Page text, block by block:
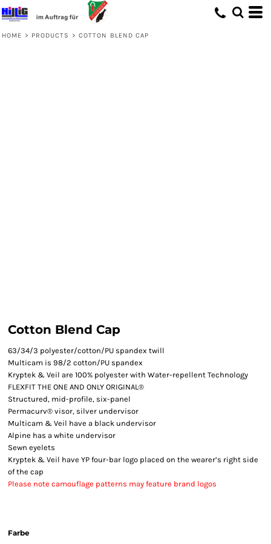
HOME > PRODUCTS > COTTON BLEND CAP
Cotton Blend Cap
63/34/3 polyester/cotton/PU spandex twill
Multicam is 98/2 cotton/PU spandex
Kryptek & Veil are 100% polyester with Water-repellent Technology
FLEXFIT THE ONE AND ONLY ORIGINAL®
Structured, mid-profile, six-panel
Permacurv® visor, silver undervisor
Multicam & Veil have a black undervisor
Alpine has a white undervisor
Sewn eyelets
Kryptek & Veil have YP four-bar logo placed on the wearer’s right side
of the cap
Please note camouflage patterns may feature brand logos
Farbe